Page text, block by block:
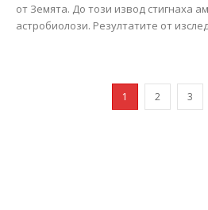
от Земята. До този извод стигнаха
астробиолози. Резултатите от
1 2 3